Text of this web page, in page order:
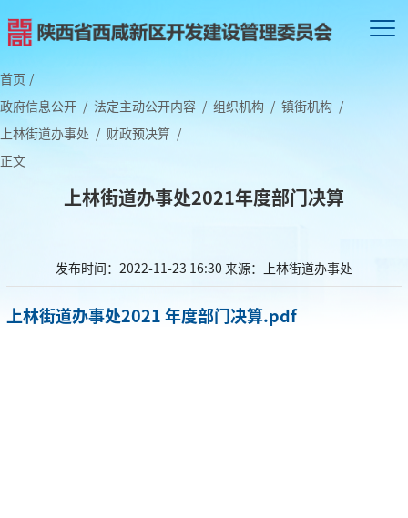
首页 /
政府信息公开 / 法定主动公开内容 / 组织机构 / 镇街机构 /
上林街道办事处 / 财政预决算 /
正文
上林街道办事处2021年度部门决算
发布时间：2022-11-23 16:30 来源：上林街道办事处
上林街道办事处2021 年度部门决算.pdf